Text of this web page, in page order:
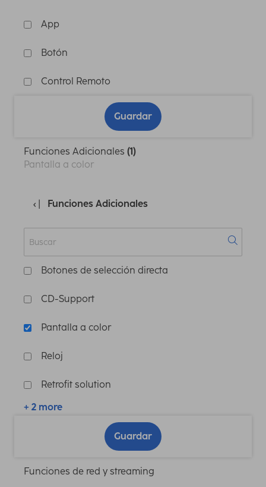
App
Botón
Control Remoto
Guardar
Funciones Adicionales (1)
Pantalla a color
Funciones Adicionales
Botones de selección directa
CD-Support
Pantalla a color
Reloj
Retrofit solution
+ 2 more
Guardar
Funciones de red y streaming